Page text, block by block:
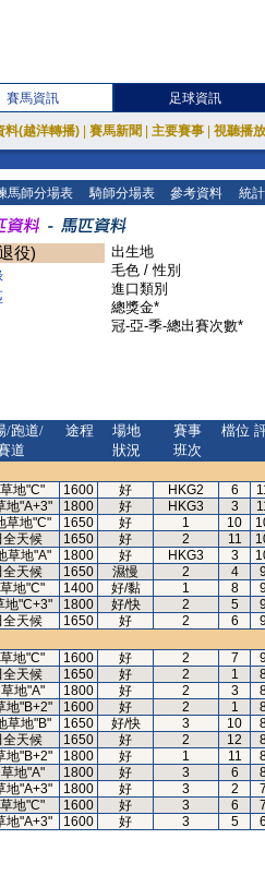
賽馬資訊 足球資訊
料(越洋轉播) 賽馬新聞 主要賽事 視聽播
馬師分場表 騎師分場表 參考資料 統
役)
出生地
毛色 / 性別
進口類別
總獎金*
冠-亞-季-總出賽次數*
/跑道/
道
途程
場地
狀況
賽事
班次
檔位
地"C" 1600 好 HKG2 6
地"A+3" 1800 好 HKG3 3
草地"C" 1650 好 1 10
全天候 1650 好 2 11
草地"A" 1800 好 HKG3 3
全天候 1650 濕慢 2 4
地"C" 1400 好/黏 1 8
地"C+3" 1800 好/快 2 5
全天候 1650 好 2 6
地"C" 1600 好 2 7
全天候 1650 好 2 1
地"A" 1800 好 2 3
地"B+2" 1600 好 2 1
草地"B" 1650 好/快 3 10
全天候 1650 好 2 12
地"B+2" 1800 好 1 11
地"A" 1800 好 3 6
地"A+3" 1800 好 3 2
地"C" 1600 好 3 6
地"A+3" 1600 好 3 5